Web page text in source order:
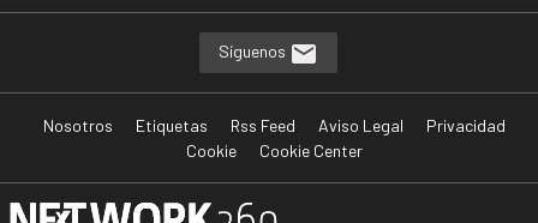
Síguenos
Nosotros Etiquetas Rss Feed Aviso Legal
Privacidad
Cookie
Cookie Center